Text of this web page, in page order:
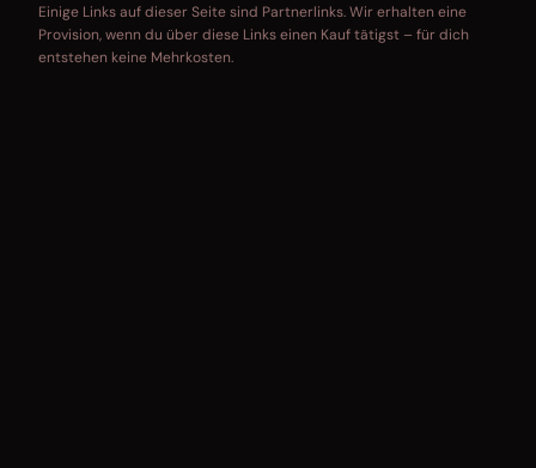
Einige Links auf dieser Seite sind Partnerlinks. Wir erhalten eine
Provision, wenn du über diese Links einen Kauf tätigst – für dich
entstehen keine Mehrkosten.